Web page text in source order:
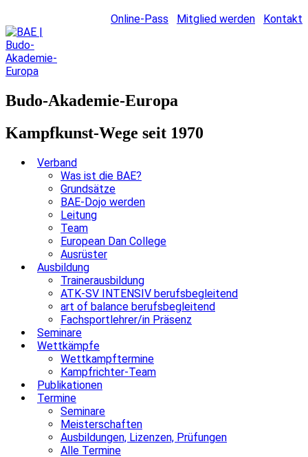
Online-Pass Mitglied werden Kontakt
Budo-Akademie-Europa
Kampfkunst-Wege seit 1970
Verband
Was ist die BAE?
Grundsätze
BAE-Dojo werden
Leitung
Team
European Dan College
Ausrüster
Ausbildung
Trainerausbildung
ATK-SV INTENSIV berufsbegleitend
art of balance berufsbegleitend
Fachsportlehrer/in Präsenz
Seminare
Wettkämpfe
Wettkampftermine
Kampfrichter-Team
Publikationen
Termine
Seminare
Meisterschaften
Ausbildungen, Lizenzen, Prüfungen
Alle Termine